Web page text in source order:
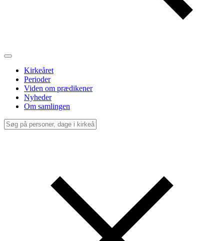
Kirkeåret
Perioder
Viden om prædikener
Nyheder
Om samlingen